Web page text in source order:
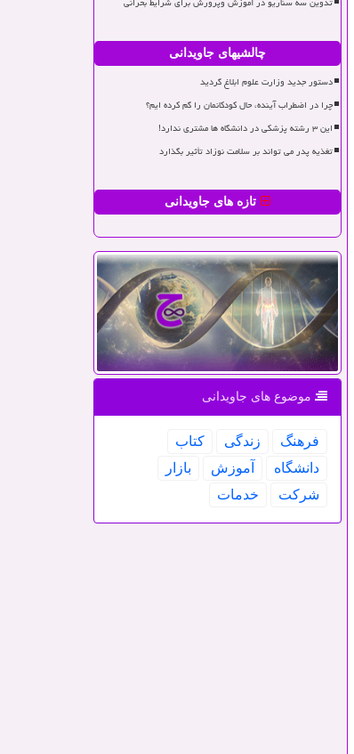
چالشیهای جاویدانی
دستور جدید وزارت علوم ابلاغ گردید
چرا در اضطراب آینده، حال کودکانمان را گم کرده ایم؟
این ۳ رشته پزشکی در دانشگاه ها مشتری ندارد!
تغذیه پدر می تواند بر سلامت نوزاد تأثیر بگذارد
تازه های جاویدانی
موضوع های جاویدانی
فرهنگ زندگی
كتاب
دانشگاه
آموزش
بازار
شركت
خدمات